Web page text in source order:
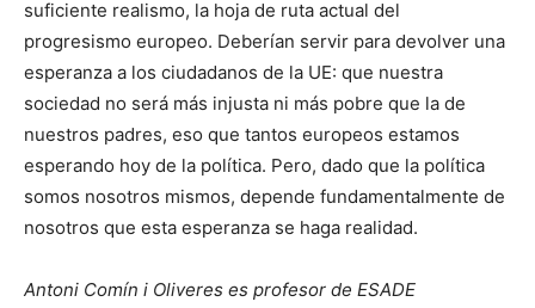
suficiente realismo, la hoja de ruta actual del
progresismo europeo. Deberían servir para devolver una
esperanza a los ciudadanos de la UE: que nuestra
sociedad no será más injusta ni más pobre que la de
nuestros padres, eso que tantos europeos estamos
esperando hoy de la política. Pero, dado que la política
somos nosotros mismos, depende fundamentalmente de
nosotros que esta esperanza se haga realidad.
Antoni Comín i Oliveres es profesor de ESADE